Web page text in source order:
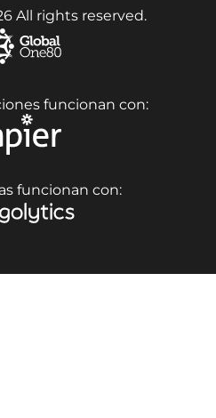
All rights reserved.
funcionan con:
funcionan con: